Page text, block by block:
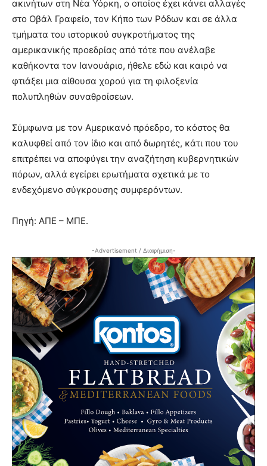
ακινήτων στη Νέα Υόρκη, ο οποίος έχει κάνει αλλαγές
στο Οβάλ Γραφείο, τον Κήπο των Ρόδων και σε άλλα
τμήματα του ιστορικού συγκροτήματος της
αμερικανικής προεδρίας από τότε που ανέλαβε
καθήκοντα τον Ιανουάριο, ήθελε εδώ και καιρό να
φτιάξει μια αίθουσα χορού για τη φιλοξενία
πολυπληθών συναθροίσεων.
Σύμφωνα με τον Αμερικανό πρόεδρο, το κόστος θα
καλυφθεί από τον ίδιο και από δωρητές, κάτι που του
επιτρέπει να αποφύγει την αναζήτηση κυβερνητικών
πόρων, αλλά εγείρει ερωτήματα σχετικά με το
ενδεχόμενο σύγκρουσης συμφερόντων.
Πηγή: ΑΠΕ – ΜΠΕ.
-Advertisement / Διαφήμιση-